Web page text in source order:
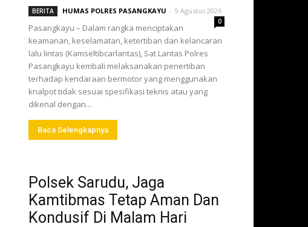
BERITA HUMAS POLRES PASANGKAYU - 9 Agustus 2026
0
Pasangkayu – Dalam rangka menciptakan
keamanan, keselamatan, ketertiban dan kelancaran
lalu lintas (Kamseltibcarlantas), Sat Lantas Polres
Pasangkayu kembali melaksanakan penertiban
terhadap kendaraan bermotor yang menggunakan
knalpot tidak sesuai spesifikasi teknis atau yang
dikenal dengan...
Baca Selengkapnya
Polsek Sarudu, Jaga
Kamtibmas Tetap Aman Dan
Kondusif Di Malam Hari